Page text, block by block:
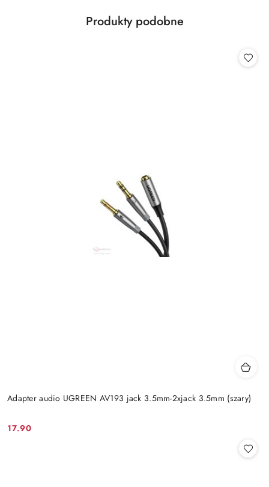
Pomiń karuzelę produktów
Produkty
Produkty podobne
Adapter audio UGREEN AV193 jack 3.5mm-2xjack 3.5mm (szary)
Cena:
17.90